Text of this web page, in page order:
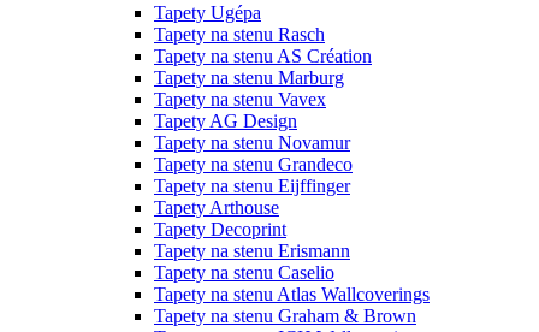
Tapety Ugépa
Tapety na stenu Rasch
Tapety na stenu AS Création
Tapety na stenu Marburg
Tapety na stenu Vavex
Tapety AG Design
Tapety na stenu Novamur
Tapety na stenu Grandeco
Tapety na stenu Eijffinger
Tapety Arthouse
Tapety Decoprint
Tapety na stenu Erismann
Tapety na stenu Caselio
Tapety na stenu Atlas Wallcoverings
Tapety na stenu Graham & Brown